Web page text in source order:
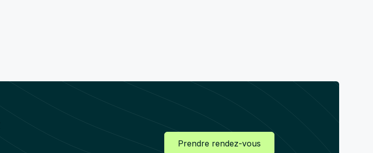
Prendre rendez-vous